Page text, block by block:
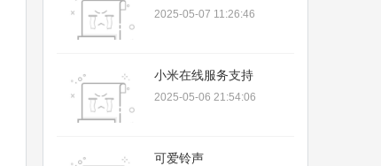
2025-05-07 11:26:46
小米在线服务支持
2025-05-06 21:54:06
可爱铃声